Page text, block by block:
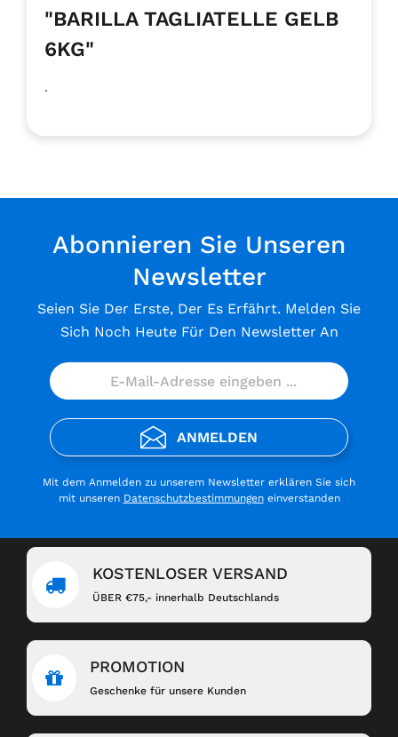
"BARILLA TAGLIATELLE GELB
6KG"
.
Abonnieren Sie Unseren
Newsletter
Seien Sie Der Erste, Der Es Erfährt. Melden Sie
Sich Noch Heute Für Den Newsletter An
ANMELDEN
Mit dem Anmelden zu unserem Newsletter erklären Sie sich
mit unseren Datenschutzbestimmungeneinverstanden
KOSTENLOSER VERSAND
ÜBER €75,- innerhalb Deutschlands
PROMOTION
Geschenke für unsere Kunden